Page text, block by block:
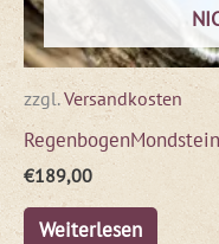
zzgl.Versandkosten
€189,00
Weiterlesen